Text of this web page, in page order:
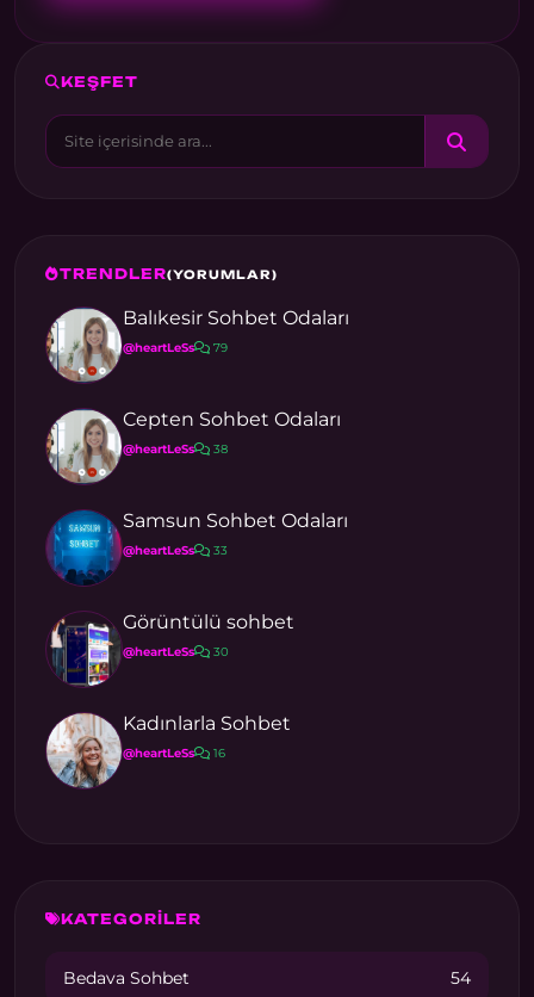
KEŞFET
TRENDLER(YORUMLAR)
Balıkesir Sohbet Odaları
@heartLeSs 79
Cepten Sohbet Odaları
@heartLeSs 38
Samsun Sohbet Odaları
@heartLeSs 33
Görüntülü sohbet
@heartLeSs 30
Kadınlarla Sohbet
@heartLeSs 16
KATEGORİLER
Bedava Sohbet 54